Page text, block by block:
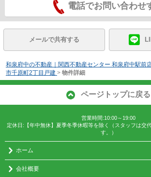
電話でお問い合わせ
メールで共有する
和泉府中の不動産｜関西不動産センター 和泉府中駅前
市千原町2丁目戸建 > 物件詳細
ページトップに戻る
営業時間:10:00～19:00
定休日:【年中無休】夏季冬季休暇等を除く（スタッフは交
す。）
ホーム
会社概要